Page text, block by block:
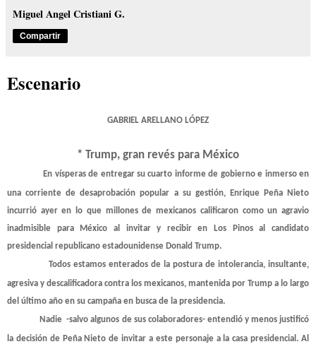
Miguel Angel Cristiani G.
Compartir
Escenario
GABRIEL ARELLANO LÓPEZ
* Trump, gran revés para México
En vísperas de entregar su cuarto informe de gobierno e inmerso en
una corriente de desaprobación popular a su gestión, Enrique Peña Nieto
incurrió ayer en lo que millones de mexicanos calificaron como un agravio
inadmisible para México al invitar y recibir en Los Pinos al candidato
presidencial republicano estadounidense Donald Trump.
Todos estamos enterados de la postura de intolerancia, insultante,
agresiva y descalificadora contra los mexicanos, mantenida por Trump a lo largo
del último año en su campaña en busca de la presidencia.
Nadie -salvo algunos de sus colaboradores- entendió y menos justificó
la decisión de Peña Nieto de invitar a este personaje a la casa presidencial. Al